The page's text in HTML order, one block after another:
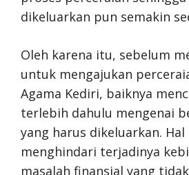
dikeluarkan pun semakin
Oleh karena itu, sebelum
untuk mengajukan
Agama Kediri, baiknya
terlebih dahulu mengenai
yang harus dikeluarkan.
menghindari terjadinya
masalah finansial yang